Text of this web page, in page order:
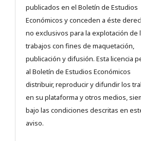
publicados en el Boletín de Estudios
Económicos y conceden a éste
no exclusivos para la explotación de
trabajos con fines de maquetación,
publicación y difusión. Esta licencia
al Boletín de Estudios Económicos
distribuir, reproducir y difundir los
en su plataforma y otros medios,
bajo las condiciones descritas en
aviso.